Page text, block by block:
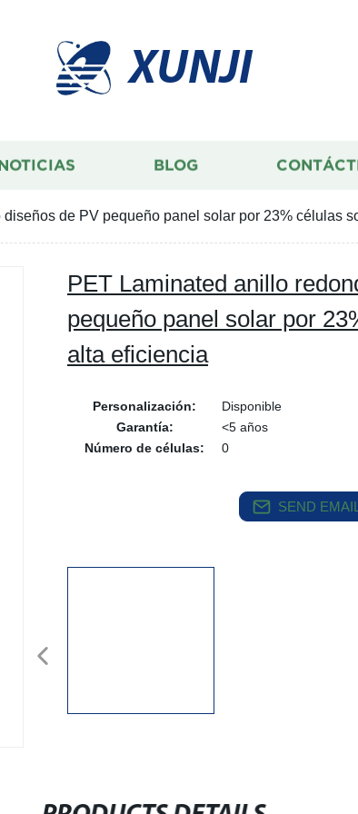
XUNJI
BLOG
de PV pequeño panel solar por 23% células
PET Laminated anillo
pequeño panel solar por
alta eficiencia
Personalización:
Disponible
Garantía:
<5 años
Número de células:
0
SEND